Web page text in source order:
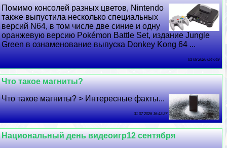
Помимо консолей разных цветов, Nintendo
также выпустила несколько специальных
версий N64, в том числе две синие и одну
оранжевую версию Pokémon Battle Set, издание Jungle
Green в ознаменование выпуска Donkey Kong 64 ...
01 08 2026 0:47:49
Что такое магниты?
Что такое магниты? > Интересные факты...
31 07 2026 16:43:37
Национальный день видеоигр12 сентября